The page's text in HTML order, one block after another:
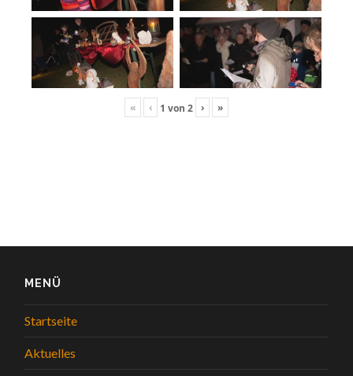
« ‹ 1 von 2 › »
MENÜ
Startseite
Aktuelles